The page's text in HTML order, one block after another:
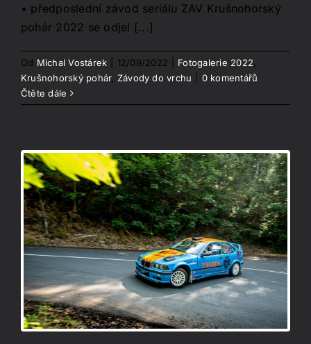
• předposlední závod seriálu ZAV Krušnohorský
pohár 2022 se odjel [...]
Od Michal Vostárek 12/09/2022 Fotogalerie 2022
Krušnohorský pohár, Závody do vrchu
0 komentářů
Čtěte dále